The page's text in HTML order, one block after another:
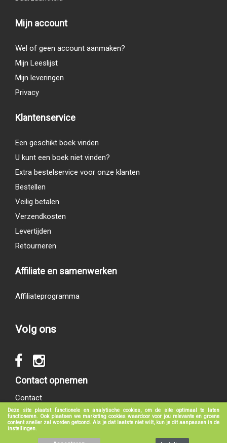
Deze site plaatst functionele en analytische cookies, om de site optimaal te laten
functioneren. Ook plaatsen we marketing cookies waardoor voor jou relevante en groene
content sneller zal worden getoond. Als je dat laatste niet wilt, kun je dit aanpassen in de
instellingen.
Mijn account
Wel of geen account aanmaken?
Mijn Leeslijst
Mijn leveringen
Privacy
Klantenservice
Een geschikt boek vinden
U kunt een boek niet vinden?
Extra bestelservice voor onze klanten
Bestellen
Veilig betalen
Verzendkosten
Levertijden
Retourneren
Affiliate en samenwerken
Affiliateprogramma
Volg ons
Contact opnemen
Contact
© 2017 - 2026